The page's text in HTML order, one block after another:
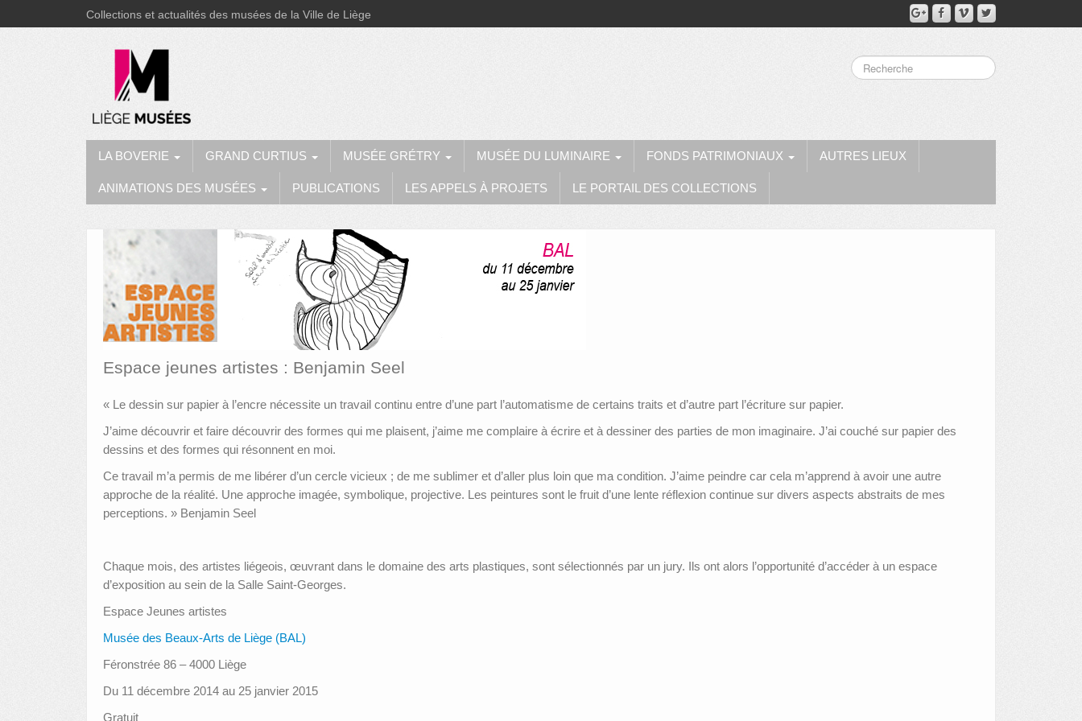
Collections et actualités des musées de la Ville de Liège
LA BOVERIE GRAND CURTIUS MUSÉE GRÉTRY MUSÉE DU LUMINAIRE FONDS PATRIMONIAUX AUTRES LIEUX
ANIMATIONS DES MUSÉES PUBLICATIONS LES APPELS À PROJETS LE PORTAIL DES COLLECTIONS
Espace jeunes artistes : Benjamin Seel
« Le dessin sur papier à l’encre nécessite un travail continu entre d’une part l’automatisme de certains traits et d’autre part l’écriture sur papier.
J’aime découvrir et faire découvrir des formes qui me plaisent, j’aime me complaire à écrire et à dessiner des parties de mon imaginaire. J’ai couché sur papier des
dessins et des formes qui résonnent en moi.
Ce travail m’a permis de me libérer d’un cercle vicieux ; de me sublimer et d’aller plus loin que ma condition. J’aime peindre car cela m’apprend à avoir une autre
approche de la réalité. Une approche imagée, symbolique, projective. Les peintures sont le fruit d’une lente réflexion continue sur divers aspects abstraits de mes
perceptions. » Benjamin Seel
Chaque mois, des artistes liégeois, œuvrant dans le domaine des arts plastiques, sont sélectionnés par un jury. Ils ont alors l’opportunité d’accéder à un espace
d’exposition au sein de la Salle Saint-Georges.
Espace Jeunes artistes
Musée des Beaux-Arts de Liège (BAL)
Féronstrée 86 – 4000 Liège
Du 11 décembre 2014 au 25 janvier 2015
Gratuit